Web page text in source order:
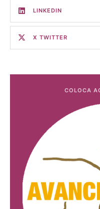
LINKEDIN
X TWITTER
COLOCA